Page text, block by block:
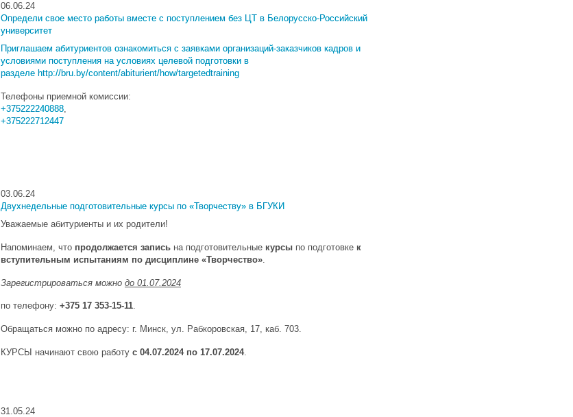
06.06.24
Определи свое место работы вместе с поступлением без ЦТ в Белорусско-Российский
университет
Приглашаем абитуриентов ознакомиться с заявками организаций-заказчиков кадров и
условиями поступления на условиях целевой подготовки в
разделе http://bru.by/content/abiturient/how/targetedtraining
Телефоны приемной комиссии:
+375222240888
+375222712447
03.06.24
Двухнедельные подготовительные курсы по «Творчеству» в БГУКИ
Уважаемые абитуриенты и их родители!
Напоминаем, что продолжается запись на подготовительные курсы по подготовке к
вступительным испытаниям по дисциплине «Творчество»
Зарегистрироваться можно до 01.07.2024
по телефону: +375 17 353-15-11.
Обращаться можно по адресу: г. Минск, ул. Рабкоровская, 17, каб. 703.
КУРСЫ начинают свою работу с 04.07.2024 по 17.07.2024.
31.05.24